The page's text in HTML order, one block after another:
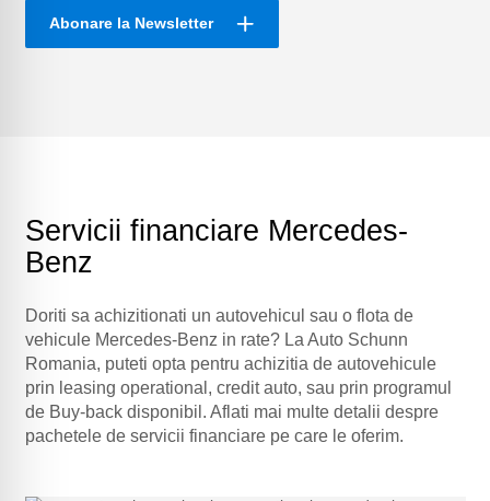
Abonare la Newsletter
Servicii financiare Mercedes-
Benz
Doriti sa achizitionati un autovehicul sau o flota de
vehicule Mercedes-Benz in rate? La Auto Schunn
Romania, puteti opta pentru achizitia de autovehicule
prin leasing operational, credit auto, sau prin programul
de Buy-back disponibil. Aflati mai multe detalii despre
pachetele de servicii financiare pe care le oferim.